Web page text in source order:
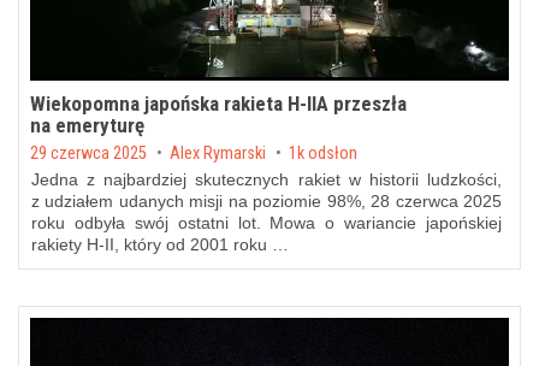
Wiekopomna japońska rakieta H-IIA przeszła
na emeryturę
Posted on
29 czerwca 2025 by Alex Rymarski 1k odsłon
Jedna z najbardziej skutecznych rakiet w historii ludzkości,
z udziałem udanych misji na poziomie 98%, 28 czerwca 2025
roku odbyła swój ostatni lot. Mowa o wariancie japońskiej
rakiety H-II, który od 2001 roku …